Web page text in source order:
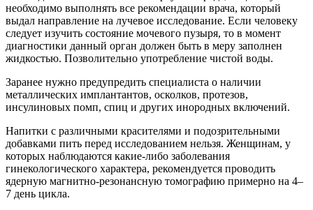
необходимо выполнять все рекомендации врача, который
выдал направление на лучевое исследование. Если человеку
следует изучить состояние мочевого пузыря, то в момент
диагностики данный орган должен быть в меру заполнен
жидкостью. Позволительно употребление чистой воды.
Заранее нужно предупредить специалиста о наличии
металлических имплантантов, осколков, протезов,
инсулиновых помп, спиц и других инородных включений.
Напитки с различными красителями и подозрительными
добавками пить перед исследованием нельзя. Женщинам, у
которых наблюдаются какие-либо заболевания
гинекологического характера, рекомендуется проводить
ядерную магнитно-резонансную томографию примерно на 4–
7 день цикла.